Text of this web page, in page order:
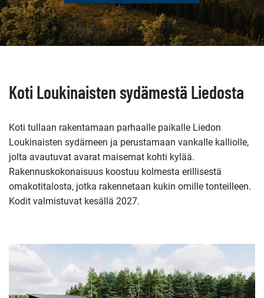
Koti Loukinaisten sydämestä Liedosta
Koti tullaan rakentamaan parhaalle paikalle Liedon
Loukinaisten sydämeen ja perustamaan vankalle kalliolle,
jolta avautuvat avarat maisemat kohti kylää.
Rakennuskokonaisuus koostuu kolmesta erillisestä
omakotitalosta, jotka rakennetaan kukin omille tonteilleen.
Kodit valmistuvat kesällä 2027.